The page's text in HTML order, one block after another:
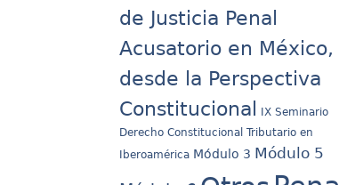
de Justicia Penal
Acusatorio en México,
desde la Perspectiva
Constitucional
IX Seminario
Derecho Constitucional Tributario en
Iberoamérica Módulo 3 Módulo 5